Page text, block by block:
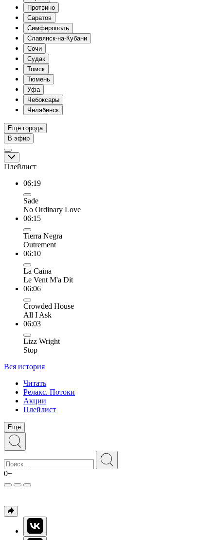
Протвино
Саратов
Симферополь
Славянск-на-Кубани
Сочи
Судак
Томск
Тюмень
Уфа
Чебоксары
Челябинск
Ещё города
В эфир
Плейлист
06:19
Sade
No Ordinary Love
06:15
Tierra Negra
Outrement
06:10
La Caina
Le Vent M'a Dit
06:06
Crowded House
All I Ask
06:03
Lizz Wright
Stop
Вся история
Читать
Релакс. Потоки
Акции
Плейлист
Еще
0+